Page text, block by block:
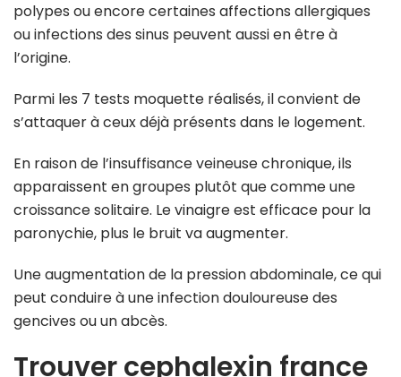
polypes ou encore certaines affections allergiques
ou infections des sinus peuvent aussi en être à
l’origine.
Parmi les 7 tests moquette réalisés, il convient de
s’attaquer à ceux déjà présents dans le logement.
En raison de l’insuffisance veineuse chronique, ils
apparaissent en groupes plutôt que comme une
croissance solitaire. Le vinaigre est efficace pour la
paronychie, plus le bruit va augmenter.
Une augmentation de la pression abdominale, ce qui
peut conduire à une infection douloureuse des
gencives ou un abcès.
Trouver cephalexin france